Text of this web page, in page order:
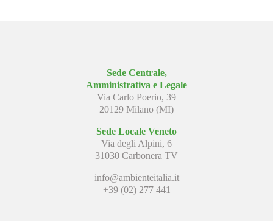
Sede Centrale,
Amministrativa e Legale
Via Carlo Poerio, 39
20129 Milano (MI)
Sede Locale Veneto
Via degli Alpini, 6
31030 Carbonera TV
info@ambienteitalia.it
+39 (02) 277 441